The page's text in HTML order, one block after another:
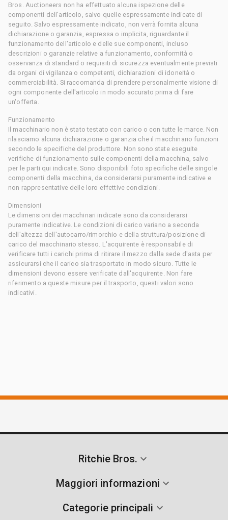
Bros. Auctioneers non ha effettuato alcuna ispezione delle
componenti dell'articolo, salvo quelle espressamente indicate di
seguito. Salvo espressamente indicato, non verrà fornita alcuna
dichiarazione o garanzia, espressa o implicita, riguardante il
funzionamento dell'articolo e delle sue componenti, incluso
descrizioni o garanzie relative a funzionamento, conformità o
osservanza di standard o requisiti di sicurezza eventualmente previsti
da organi di vigilanza o competenti, dichiarazioni di idoneità o
commerciabilità. Si raccomanda di prendere personalmente visione di
ogni componente dell'articolo in modo accurato prima di fare
un'offerta.
Funzionamento
Il macchinario non è stato testato con carico o con tutte le marce. Non
rilasciamo alcuna dichiarazione o garanzia che il macchinario funzioni
secondo le specifiche del produttore. Non sono state eseguite
verifiche di funzionamento sulle componenti della macchina, salvo
per le parti qui indicate. Sono disponibili foto specifiche delle singole
componenti della macchina, da considerarsi puramente indicative e
non rappresentative delle loro effettive condizioni.
Dimensioni
Le dimensioni dei macchinari indicate sono da considerarsi
puramente indicative. Le condizioni di carico variano a seconda
dell'altezza dell'autocarro/rimorchio e della struttura/posizione di
carico del macchinario stesso. L'acquirente è responsabile di
verificare tutti i carichi prima di ritirare il mezzo dalla sede d'asta per
assicurarsi che il carico sia trasportato in modo sicuro. Tutte le
dimensioni devono essere verificate dall'acquirente. Non fare
riferimento a queste misure per il trasporto, questi valori sono
indicativi.
Ritchie Bros.
Maggiori informazioni
Categorie principali